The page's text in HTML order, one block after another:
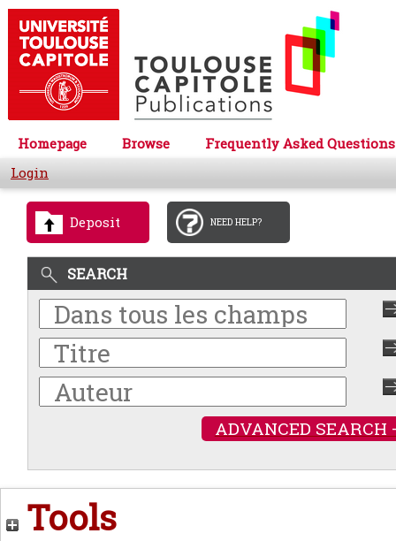
Homepage Browse
Frequently Asked Questions
Login
Deposit NEED HELP?
SEARCH
ADVANCED SEARCH
Tools